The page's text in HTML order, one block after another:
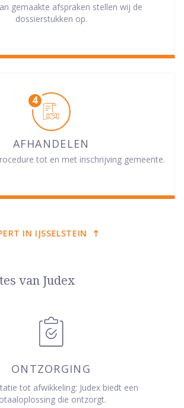
gemaakte afspraken stellen wij de
dossierstukken op.
AFHANDELEN
tot en met inschrijving gemeente.
IN IJSSELSTEIN
van Judex
ONTZORGING
tot afwikkeling: Judex biedt een
die ontzorgt.